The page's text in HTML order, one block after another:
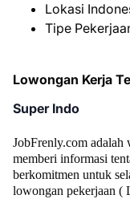
Lokasi
Tipe
Lowongan Kerja
Super Indo
JobFrenly.com adalah
memberi informasi
berkomitmen untuk
lowongan pekerjaan (